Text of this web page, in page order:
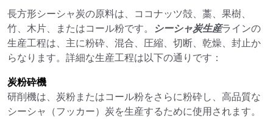
長方形シーシャ炭の原料は、ココナッツ殻、藁、果樹、
竹、木片、またはコール粉です。 シーシャ炭生産ラインの
生産工程は、主に粉砕、混合、圧縮、切断、乾燥、封止か
らなります。詳細な生産工程は以下の通りです：
炭粉砕機
研削機は、炭粉またはコール粉をさらに粉砕し、高品質な
シーシャ（フッカー）炭を生産するために使用されます。